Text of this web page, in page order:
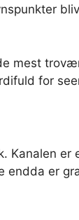
mest
for
Kanalen
endda er